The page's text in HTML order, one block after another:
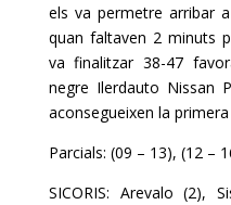
els va permetre arribar
quan faltaven 2 minuts
va finalitzar 38-47
negre Ilerdauto Nissan
aconsegueixen la
Parcials: (09 – 13), (12 –
SICORIS: Arevalo (2),